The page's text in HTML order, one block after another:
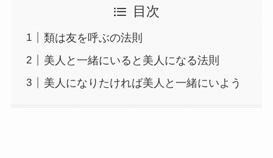
目次
類は友を呼ぶの法則
美人と一緒にいると美人になる法則
美人になりたければ美人と一緒にいよう